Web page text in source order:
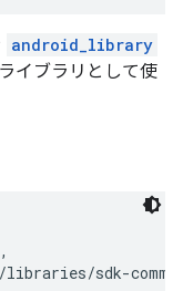
android_library
イブラリとして使
sdk-